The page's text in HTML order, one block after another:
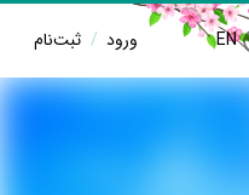
EN ورود / ثبت‌نام